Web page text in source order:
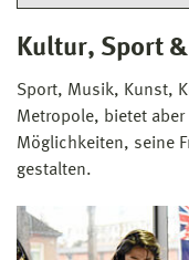
Kultur, Sport
Sport, Musik, Kunst,
Metropole, bietet
Möglichkeiten, seine
gestalten.